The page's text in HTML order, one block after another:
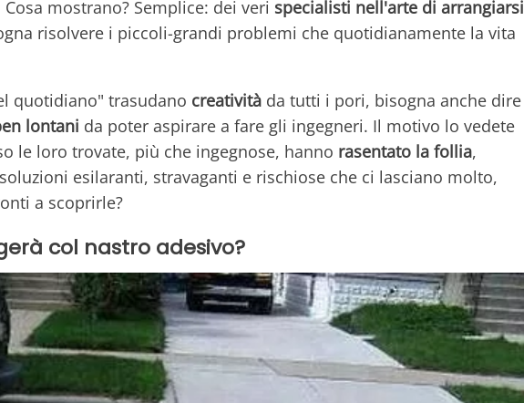
mostrano? Semplice: dei veri specialisti nell'arte di arrangiarsi
risolvere i piccoli-grandi problemi che quotidianamente la vita
quotidiano" trasudano creatività da tutti i pori, bisogna anche dire
lontani da poter aspirare a fare gli ingegneri. Il motivo lo vedete
le loro trovate, più che ingegnose, hanno rasentato la follia,
esilaranti, stravaganti e rischiose che ci lasciano molto,
a scoprirle?
col nastro adesivo?